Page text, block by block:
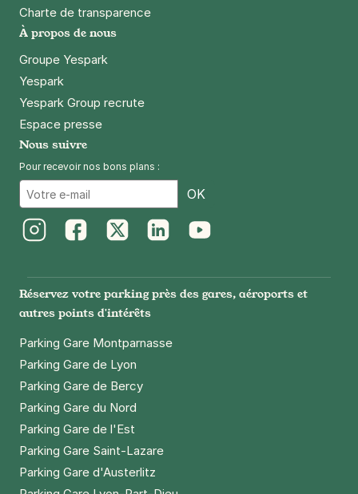
Charte de transparence
À propos de nous
Groupe Yespark
Yespark
Yespark Group recrute
Espace presse
Nous suivre
Pour recevoir nos bons plans :
OK
Réservez votre parking près des gares, aéroports et
autres points d'intérêts
Parking Gare Montparnasse
Parking Gare de Lyon
Parking Gare de Bercy
Parking Gare du Nord
Parking Gare de l'Est
Parking Gare Saint-Lazare
Parking Gare d'Austerlitz